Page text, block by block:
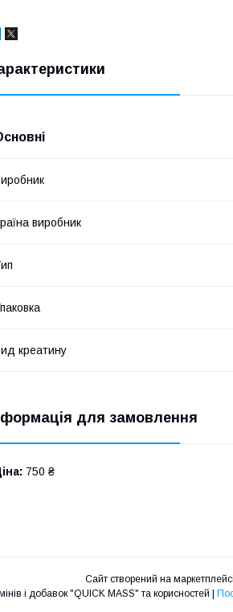
виробник
креатину
для замовлення
750 ₴
Сайт створений на маркетплейсі
Інтернет-магазин вітамінів і добавок "QUICK MASS" та корисностей |